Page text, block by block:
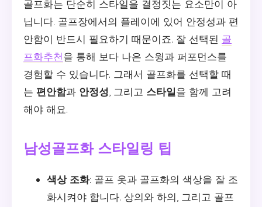
골프화는 단순히 스타일을 결정짓는 요소만이 아
닙니다. 골프장에서의 플레이에 있어 안정성과 편
안함이 반드시 필요하기 때문이죠. 잘 선택된 골
프화추천을 통해 보다 나은 스윙과 퍼포먼스를
경험할 수 있습니다. 그래서 골프화를 선택할 때
는 편안함과 안정성 , 그리고 스타일을 함께 고려
해야 해요.
남성골프화 스타일링 팁
색상 조화: 골프 옷과 골프화의 색상을 잘 조
화시켜야 합니다. 상의와 하의, 그리고 골프